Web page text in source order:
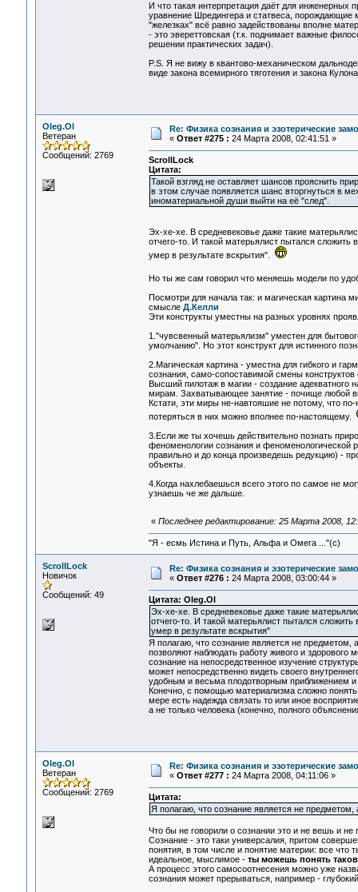
И что такая интерпретация даёт для
уравнение Шредингера и статвеса, порождающие
"железках" всё равно задействованы вполне
- это эвереттовская (т.к. поднимает важные
решении практических задач).
P.S. Я не вижу в квантово-механическом
виде закона всемирного тяготения и закона
Oleg.Ol
Ветеран
Сообщений: 2769
Re: Физика сознания и эзотерические
« Ответ #275 : 24 Марта 2008, 02:41:51 »
ScrollLock
Цитата:
Такой взгляд не оставляет шансов прояснить
в этом случае появляется шанс вторгнуться в
иноматериальной души выйти на её "след".
Эх-хе-хе. В средневековье даже такие
отчего-то. И такой матерьялист пытался сложить
умер в результате вскрытия".
Но ты же сам говорил что меняешь модели по
Посмотри для начала так: и магическая картина
смысле Д.Келли
Эти конструкты уместны на разных уровнях
1."чувсвенный матерьялизм" уместен для
умолчанию". Но этот конструкт для истинного
2.Магическая картина - уместна для гибкого и
сознания, само-сопоставимой смены
Высший пилотаж в магии - создание адекватного
мирам. Захватывающее занятие - почище любой
Кстати, эти миры не-навтояшие не потому, что
потеряться в них можно вполнее по-настоящему.
3.Если же ты хочешь действительно познать
феноменологии сознания и феноменологической
правильно и до конца произведешь редукцию) -
объекты.
4.Когда нахлебаешься всего этого по самое не
узнаешь че же дальше.
« Последнее редактирование: 25 Марта 2008,
"Я - есмь Истина и Путь, Альфа и Омега ..."(с)
ScrollLock
Новичок
Сообщений: 49
Re: Физика сознания и эзотерические
« Ответ #276 : 24 Марта 2008, 03:00:44 »
Цитата: Oleg.Ol
Эх-хе-хе. В средневековье даже такие
отчего-то. И такой матерьялист пытался
умер в результате вскрытия"
Я полагаю, что сознание является не
позволяют наблюдать работу живого и здорового
сознание на непосредственное изучение
может непосредственно видеть своего
удобным и весьма плодотворным приближением
Конечно, с помощью материализма сложно
мере есть надежда связать то или иное
а не только человека (конечно, полного
Oleg.Ol
Ветеран
Сообщений: 2769
Re: Физика сознания и эзотерические
« Ответ #277 : 24 Марта 2008, 04:11:06 »
Цитата:
Я полагаю, что сознание является не
Что бы не говорили о сознании это и не вешь и не
Сознание - это таки универсалия, притом
понятия, в том числе и понятие материи: все
идеальное, мыслимое - ты можешь понять
А процесс этого самосоотнесения можно уже
сознания может прерываться, например -